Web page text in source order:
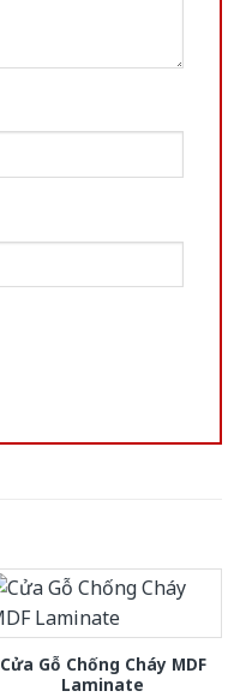
Cửa Gỗ Chống Cháy MDF
Laminate